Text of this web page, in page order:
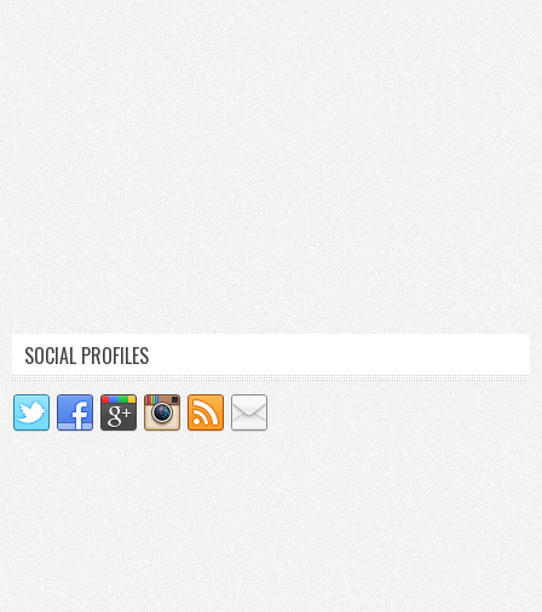
SOCIAL PROFILES